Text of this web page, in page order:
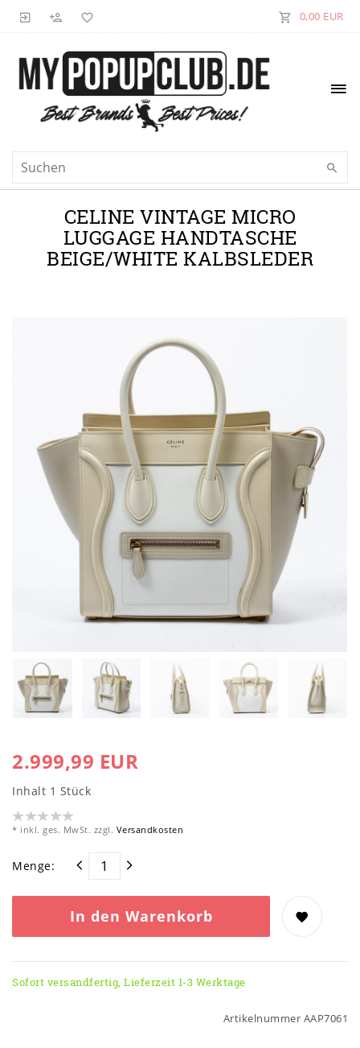
0,00 EUR
CELINE VINTAGE MICRO
LUGGAGE HANDTASCHE
BEIGE/WHITE KALBSLEDER
2.999,99 EUR
Inhalt 1 Stück
* inkl. ges. MwSt. zzgl. Versandkosten
Menge:
In den Warenkorb
Sofort versandfertig, Lieferzeit 1-3 Werktage
Artikelnummer AAP7061